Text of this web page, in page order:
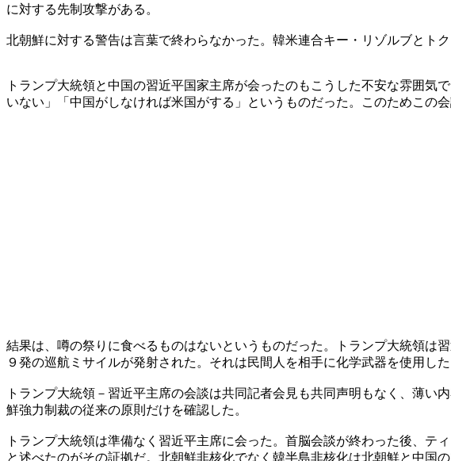
に対する先制攻撃がある。
北朝鮮に対する警告は言葉で終わらなかった。韓米連合キー・リゾルブとト
トランプ大統領と中国の習近平国家主席が会ったのもこうした不安な雰囲
いない」「中国がしなければ米国がする」というものだった。このためこの
結果は、噂の祭りに食べるものはないというものだった。トランプ大統領は
９発の巡航ミサイルが発射された。それは民間人を相手に化学武器を使用し
トランプ大統領－習近平主席の会談は共同記者会見も共同声明もなく、薄
鮮強力制裁の従来の原則だけを確認した。
トランプ大統領は準備なく習近平主席に会った。首脳会談が終わった後、テ
と述べたのがその証拠だ。北朝鮮非核化でなく韓半島非核化は北朝鮮と中国